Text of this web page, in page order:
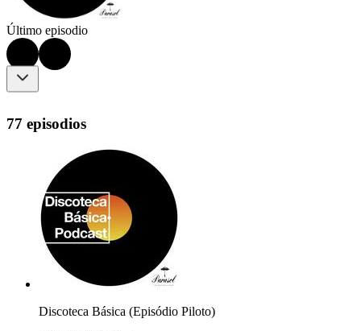
Último episodio
77 episodios
Discoteca Básica (Episódio Piloto)